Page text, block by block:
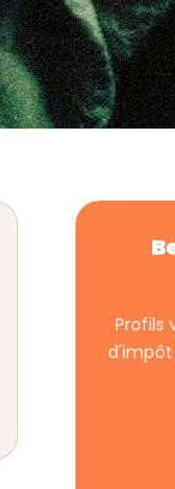
Profils
d'impôt